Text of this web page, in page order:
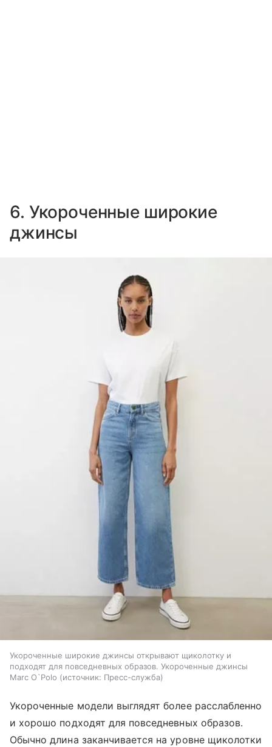
6. Укороченные широкие
джинсы
Укороченные широкие джинсы открывают щиколотку и
подходят для повседневных образов. Укороченные джинсы
Marc O`Polo
источник: Пресс-служба
Укороченные модели выглядят более расслабленно
и хорошо подходят для повседневных образов.
Обычно длина заканчивается на уровне щиколотки